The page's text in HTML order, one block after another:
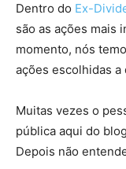
Dentro do Ex-
são as ações mais
momento, nós
ações escolhidas
Muitas vezes o
pública aqui do
Depois não